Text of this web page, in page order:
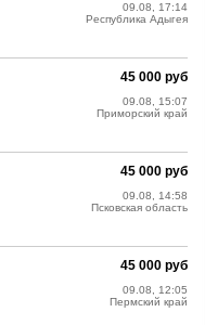
09.08, 17:14
Республика Адыгея
45 000 руб
09.08, 15:07
Приморский край
45 000 руб
09.08, 14:58
Псковская область
45 000 руб
09.08, 12:05
Пермский край